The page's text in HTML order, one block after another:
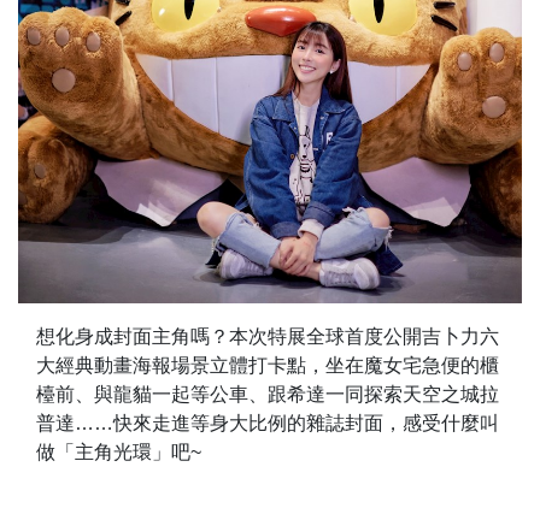
想化身成封面主角嗎？本次特展全球首度公開吉卜力六
大經典動畫海報場景立體打卡點，坐在魔女宅急便的櫃
檯前、與龍貓一起等公車、跟希達一同探索天空之城拉
普達……快來走進等身大比例的雜誌封面，感受什麼叫
做「主角光環」吧~